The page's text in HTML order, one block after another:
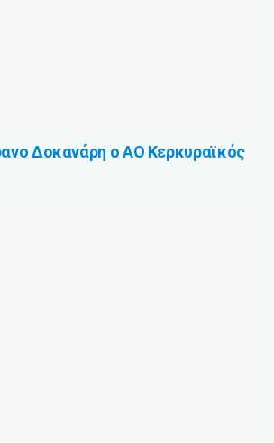
Δοκανάρη ο ΑΟ Κερκυραϊκός